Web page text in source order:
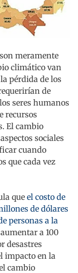
meramente
climático van
pérdida de los
de
seres humanos
recursos
El cambio
sociales
cuando
que cada vez
que el costo de
de dólares
personas a la
a 100
desastres
impacto en la
cambio